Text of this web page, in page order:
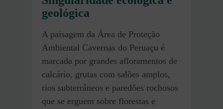
geológica
A paisagem da Área de Proteção
Ambiental Cavernas do Peruaçu é
marcada por grandes afloramentos de
calcário, grutas com salões amplos,
rios subterrâneos e paredões rochosos
que se erguem sobre florestas e